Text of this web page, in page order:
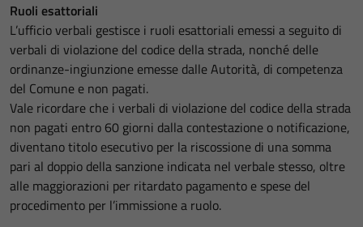
Ruoli esattoriali
L’ufficio verbali gestisce i ruoli esattoriali emessi a seguito di
verbali di violazione del codice della strada, nonché delle
ordinanze-ingiunzione emesse dalle Autorità, di competenza
del Comune e non pagati.
Vale ricordare che i verbali di violazione del codice della strada
non pagati entro 60 giorni dalla contestazione o notificazione,
diventano titolo esecutivo per la riscossione di una somma
pari al doppio della sanzione indicata nel verbale stesso, oltre
alle maggiorazioni per ritardato pagamento e spese del
procedimento per l’immissione a ruolo.